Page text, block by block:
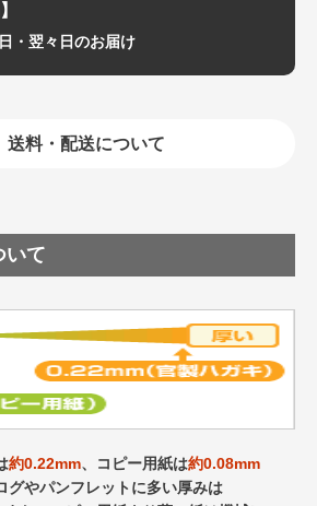
・翌々日のお届け
送料・配送について
いて
約0.22mm、コピー用紙は約0.08mm
グやパンフレットに多い厚みは